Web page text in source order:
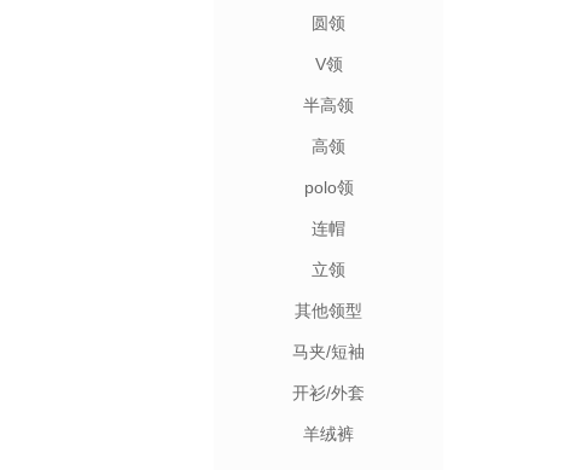
圆领
V领
半高领
高领
polo领
连帽
立领
其他领型
马夹/短袖
开衫/外套
羊绒裤